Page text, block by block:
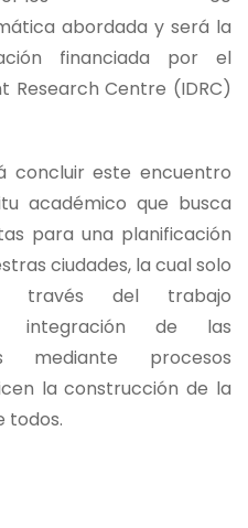
abordada y será la
financiada por el
Research Centre (IDRC)
concluir este encuentro
académico que busca
para una planificación
ciudades, la cual solo
través del trabajo
integración de las
mediante procesos
la construcción de la
todos.